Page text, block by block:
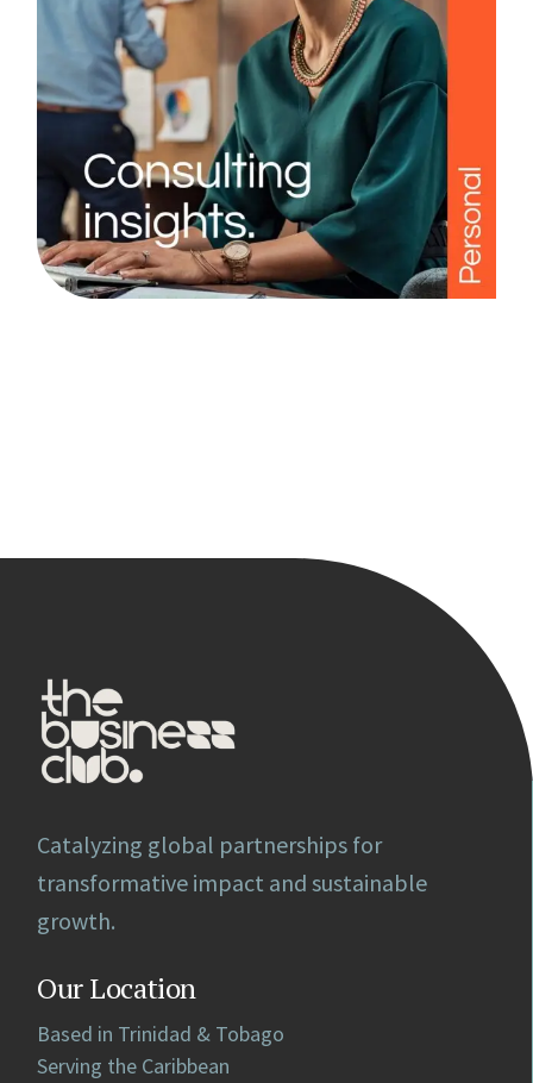
Catalyzing global partnerships for
transformative impact and sustainable
growth.
Our Location
Based in Trinidad & Tobago
Serving the Caribbean